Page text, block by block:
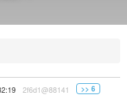
2f6d1@88141 >> 6